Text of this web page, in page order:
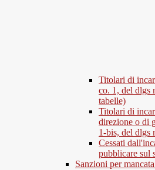
Titolari di
co. 1, del dlgs
tabelle)
Titolari di
direzione o di
1-bis, del dlgs
Cessati
pubblicare sul
Sanzioni per